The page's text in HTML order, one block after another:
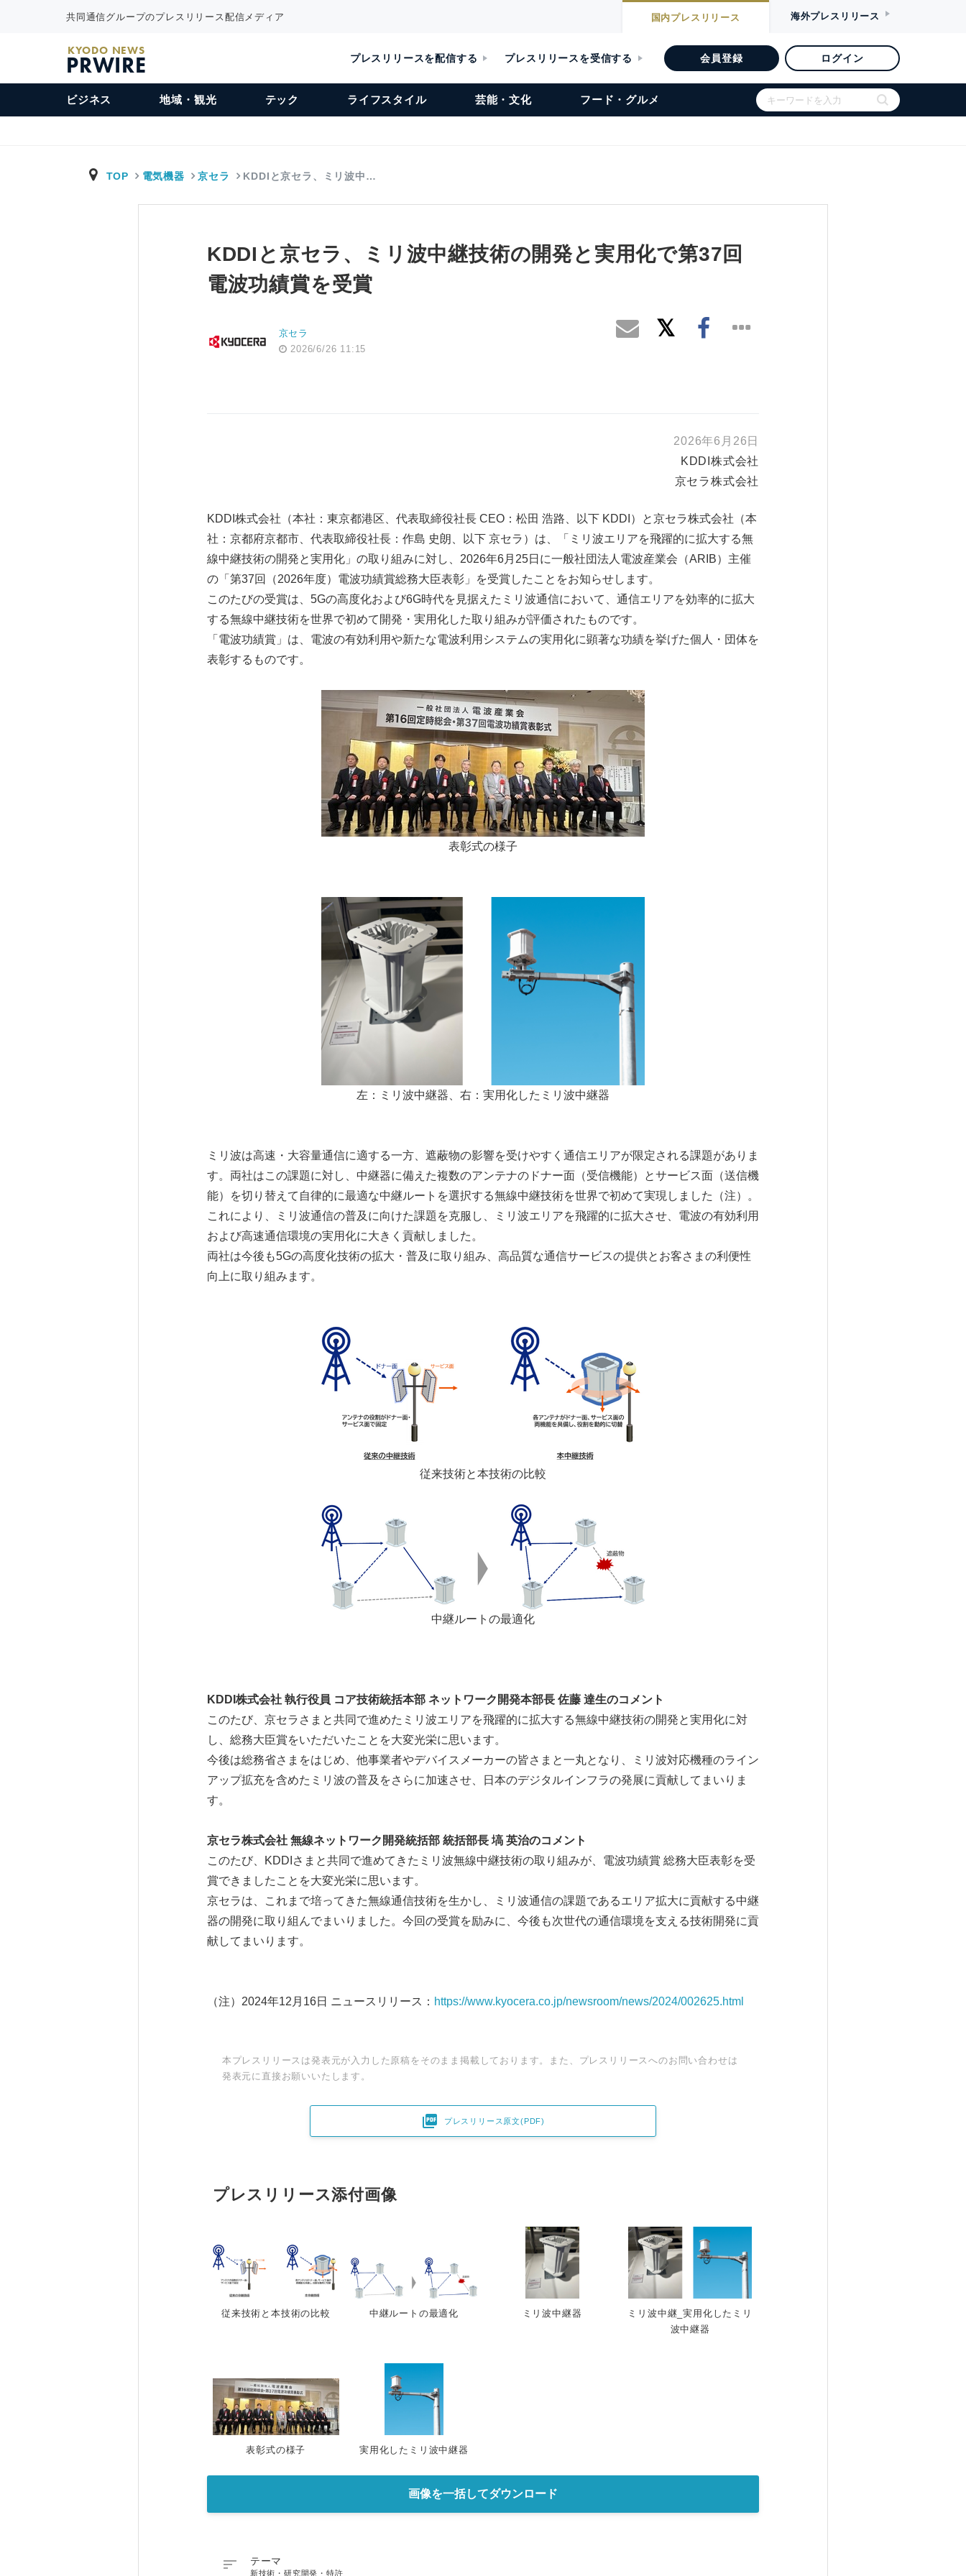
共同通信グループのプレスリリース配信メディア 国内プレスリリース 海外プレスリリース
KYODO NEWS
PRWIRE プレスリリースを配信する プレスリリースを受信する 会員登録 ログイン
ビジネス 地域・観光 テック ライフスタイル 芸能・文化 フード・グルメ
TOP 電気機器 京セラ KDDIと京セラ、ミリ波中…
KDDIと京セラ、ミリ波中継技術の開発と実用化で第37回
電波功績賞を受賞
京セラ
2026/6/26 11:15
2026年6月26日
KDDI株式会社
京セラ株式会社
KDDI株式会社（本社：東京都港区、代表取締役社長 CEO：松田 浩路、以下 KDDI）と京セラ株式会社（本
社：京都府京都市、代表取締役社長：作島 史朗、以下 京セラ）は、「ミリ波エリアを飛躍的に拡大する無
線中継技術の開発と実用化」の取り組みに対し、2026年6月25日に一般社団法人電波産業会（ARIB）主催
の「第37回（2026年度）電波功績賞総務大臣表彰」を受賞したことをお知らせします。
このたびの受賞は、5Gの高度化および6G時代を見据えたミリ波通信において、通信エリアを効率的に拡大
する無線中継技術を世界で初めて開発・実用化した取り組みが評価されたものです。
「電波功績賞」は、電波の有効利用や新たな電波利用システムの実用化に顕著な功績を挙げた個人・団体を
表彰するものです。
表彰式の様子
左：ミリ波中継器、右：実用化したミリ波中継器
ミリ波は高速・大容量通信に適する一方、遮蔽物の影響を受けやすく通信エリアが限定される課題がありま
す。両社はこの課題に対し、中継器に備えた複数のアンテナのドナー面（受信機能）とサービス面（送信機
能）を切り替えて自律的に最適な中継ルートを選択する無線中継技術を世界で初めて実現しました（注）。
これにより、ミリ波通信の普及に向けた課題を克服し、ミリ波エリアを飛躍的に拡大させ、電波の有効利用
および高速通信環境の実用化に大きく貢献しました。
両社は今後も5Gの高度化技術の拡大・普及に取り組み、高品質な通信サービスの提供とお客さまの利便性
向上に取り組みます。
従来技術と本技術の比較
中継ルートの最適化
KDDI株式会社 執行役員 コア技術統括本部 ネットワーク開発本部長 佐藤 達生のコメント
このたび、京セラさまと共同で進めたミリ波エリアを飛躍的に拡大する無線中継技術の開発と実用化に対
し、総務大臣賞をいただいたことを大変光栄に思います。
今後は総務省さまをはじめ、他事業者やデバイスメーカーの皆さまと一丸となり、ミリ波対応機種のライン
アップ拡充を含めたミリ波の普及をさらに加速させ、日本のデジタルインフラの発展に貢献してまいりま
す。
京セラ株式会社 無線ネットワーク開発統括部 統括部長 塙 英治のコメント
このたび、KDDIさまと共同で進めてきたミリ波無線中継技術の取り組みが、電波功績賞 総務大臣表彰を受
賞できましたことを大変光栄に思います。
京セラは、これまで培ってきた無線通信技術を生かし、ミリ波通信の課題であるエリア拡大に貢献する中継
器の開発に取り組んでまいりました。今回の受賞を励みに、今後も次世代の通信環境を支える技術開発に貢
献してまいります。
（注）2024年12月16日 ニュースリリース： https://www.kyocera.co.jp/newsroom/news/2024/002625.html
本プレスリリースは発表元が入力した原稿をそのまま掲載しております。また、プレスリリースへのお問い合わせは
発表元に直接お願いいたします。
 プレスリリース原文(PDF)
プレスリリース添付画像
従来技術と本技術の比較 中継ルートの最適化 ミリ波中継器
ミリ波中継_実用化したミリ
波中継器
表彰式の様子 実用化したミリ波中継器
画像を一括してダウンロード
 テーマ
新技術・研究開発・特許